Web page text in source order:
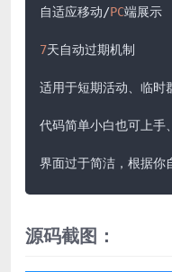
自适应移动/PC端展示
7天自动过期机制
适用于短期活动、临时
代码简单小白也可上手
界面过于简洁，根据你
源码截图：